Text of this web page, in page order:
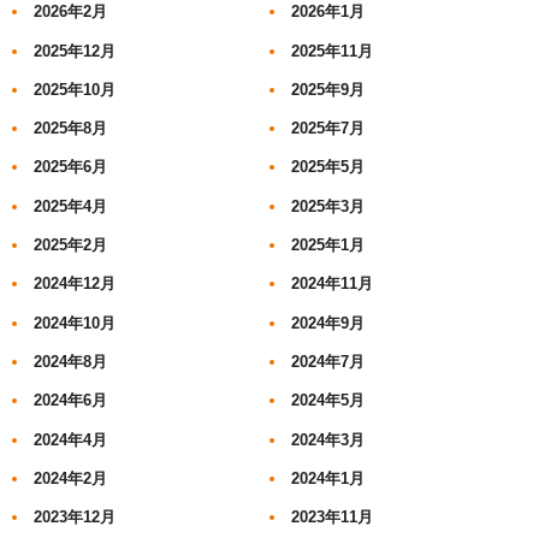
2026年2月 2026年1月
2025年12月 2025年11月
2025年10月 2025年9月
2025年8月 2025年7月
2025年6月 2025年5月
2025年4月 2025年3月
2025年2月 2025年1月
2024年12月 2024年11月
2024年10月 2024年9月
2024年8月 2024年7月
2024年6月 2024年5月
2024年4月 2024年3月
2024年2月 2024年1月
2023年12月 2023年11月